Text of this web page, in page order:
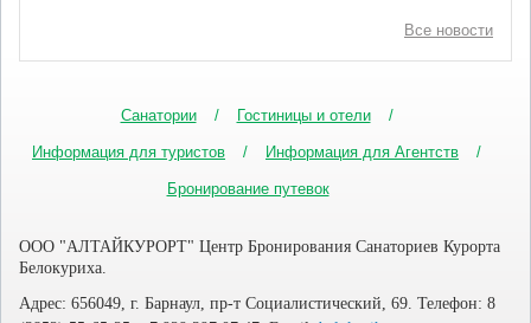
Все новости
Санатории Гостиницы и отели
Информация для туристов Информация для Агентств
Бронирование путевок
ООО "АЛТАЙКУРОРТ" Центр Бронирования Санаториев Курорта
Белокуриха.
Адрес: 656049, г. Барнаул, пр-т Социалистический, 69. Телефон: 8